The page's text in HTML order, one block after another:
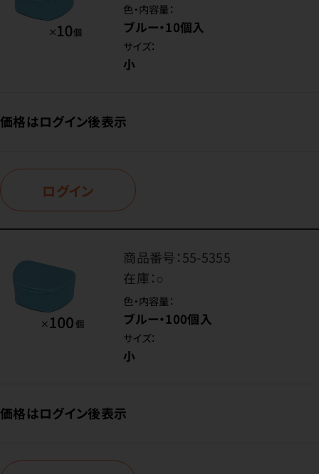
色・内容量：
ブルー・10個入
サイズ：
小
価格はログイン後表示
ログイン
商品番号：55-5355
在庫：○
色・内容量：
ブルー・100個入
サイズ：
小
価格はログイン後表示